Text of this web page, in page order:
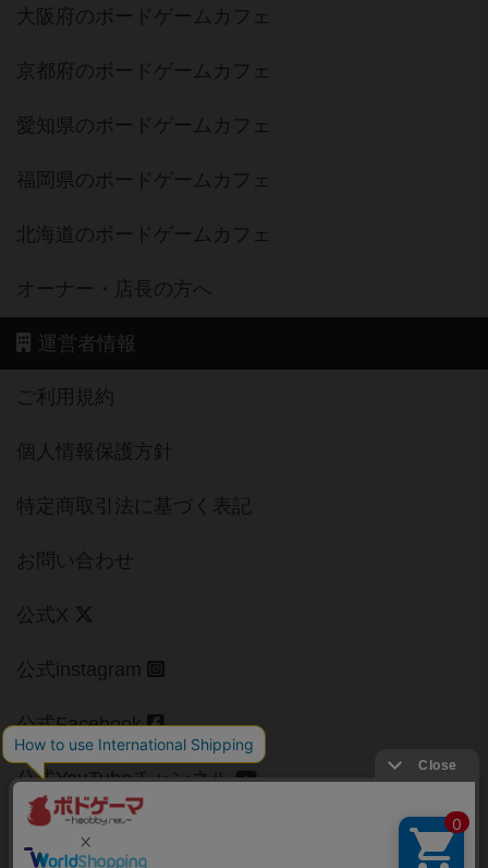
大阪府のボードゲームカフェ
京都府のボードゲームカフェ
愛知県のボードゲームカフェ
福岡県のボードゲームカフェ
北海道のボードゲームカフェ
オーナー・店長の方へ
運営者情報
ご利用規約
個人情報保護方針
特定商取引法に基づく表記
お問い合わせ
公式X
公式instagram
公式Facebook
公式YouTubeチャンネル